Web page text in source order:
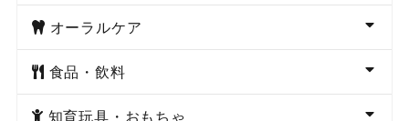
オーラルケア
食品・飲料
知育玩具・おもちゃ